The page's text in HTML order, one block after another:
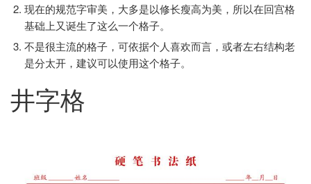
现在的规范字审美，大多是以修长瘦高为美，所以在回宫格
基础上又诞生了这么一个格子。
不是很主流的格子，可依据个人喜欢而言，或者左右结构老
是分太开，建议可以使用这个格子。
井字格